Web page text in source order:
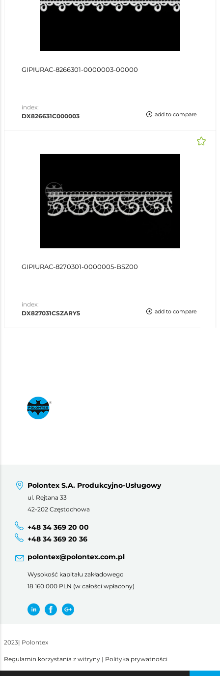
GIPIURAC-8266301-0000003-00000
index:
DX826631C000003
add to compare
GIPIURAC-8270301-0000005-BSZ00
index:
DX827031CSZARY5
add to compare
Polontex S.A. Produkcyjno-Usługowy
ul. Rejtana 33
42-202 Częstochowa
+48 34 369 20 00
+48 34 369 20 36
polontex@polontex.com.pl
Wysokość kapitału zakładowego
18 160 000 PLN (w całości wpłacony)
2023| Polontex
Regulamin korzystania z witryny | Polityka prywatności